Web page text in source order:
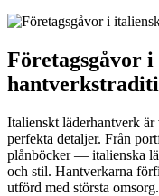
Företagsgåvor
Italienskt läderhantverk
perfekta detaljer. Från
plånböcker — italienska
och stil. Hantverkarna
utförd med största omsorg.